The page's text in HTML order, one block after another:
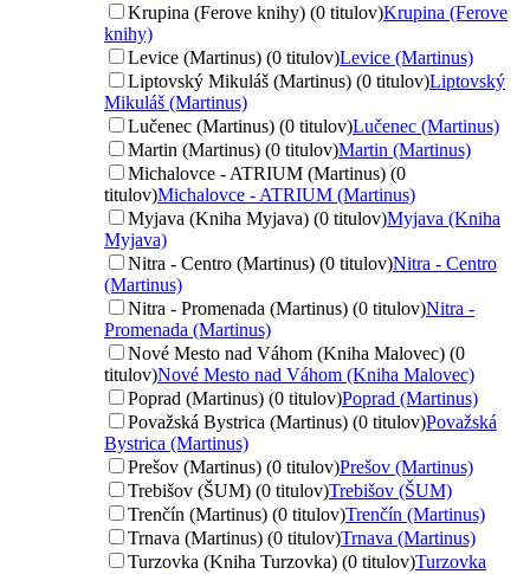
Krupina (Ferove knihy) (0 titulov)Krupina (Ferove
knihy)
Levice (Martinus) (0 titulov)Levice (Martinus)
Liptovský Mikuláš (Martinus) (0 titulov)Liptovský
Mikuláš (Martinus)
Lučenec (Martinus) (0 titulov)Lučenec (Martinus)
Martin (Martinus) (0 titulov)Martin (Martinus)
Michalovce - ATRIUM (Martinus) (0
titulov)Michalovce - ATRIUM (Martinus)
Myjava (Kniha Myjava) (0 titulov)Myjava (Kniha
Myjava)
Nitra - Centro (Martinus) (0 titulov)Nitra - Centro
(Martinus)
Nitra - Promenada (Martinus) (0 titulov)Nitra -
Promenada (Martinus)
Nové Mesto nad Váhom (Kniha Malovec) (0
titulov)Nové Mesto nad Váhom (Kniha Malovec)
Poprad (Martinus) (0 titulov)Poprad (Martinus)
Považská Bystrica (Martinus) (0 titulov)Považská
Bystrica (Martinus)
Prešov (Martinus) (0 titulov)Prešov (Martinus)
Trebišov (ŠUM) (0 titulov)Trebišov (ŠUM)
Trenčín (Martinus) (0 titulov)Trenčín (Martinus)
Trnava (Martinus) (0 titulov)Trnava (Martinus)
Turzovka (Kniha Turzovka) (0 titulov)Turzovka